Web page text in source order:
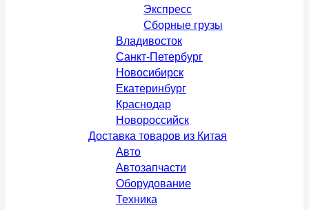
Экспресс
Сборные грузы
Владивосток
Санкт-Петербург
Новосибирск
Екатеринбург
Краснодар
Новороссийск
Доставка товаров из Китая
Авто
Автозапчасти
Оборудование
Техника